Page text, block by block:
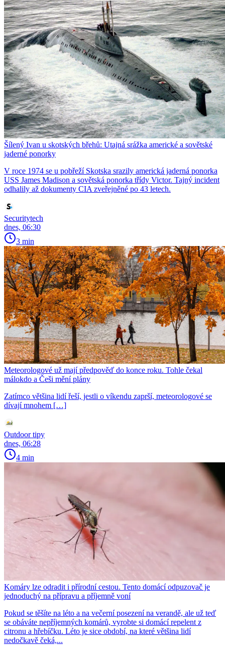
Šílený Ivan u skotských břehů: Utajná srážka americké a sovětské
jaderné ponorky
V roce 1974 se u pobřeží Skotska srazily americká jaderná ponorka
USS James Madison a sovětská ponorka třídy Victor. Tajný incident
odhalily až dokumenty CIA zveřejněné po 43 letech.
Securitytech
dnes, 06:30
3 min
Meteorologové už mají předpověď do konce roku. Tohle čekal
málokdo a Češi mění plány
Zatímco většina lidí řeší, jestli o víkendu zaprší, meteorologové se
dívají mnohem […]
Outdoor tipy
dnes, 06:28
4 min
Komáry lze odradit i přírodní cestou. Tento domácí odpuzovač je
jednoduchý na přípravu a příjemně voní
Pokud se těšíte na léto a na večerní posezení na verandě, ale už teď
se obáváte nepříjemných komárů, vyrobte si domácí repelent z
citronu a hřebíčku. Léto je sice období, na které většina lidí
nedočkavě čeká,...